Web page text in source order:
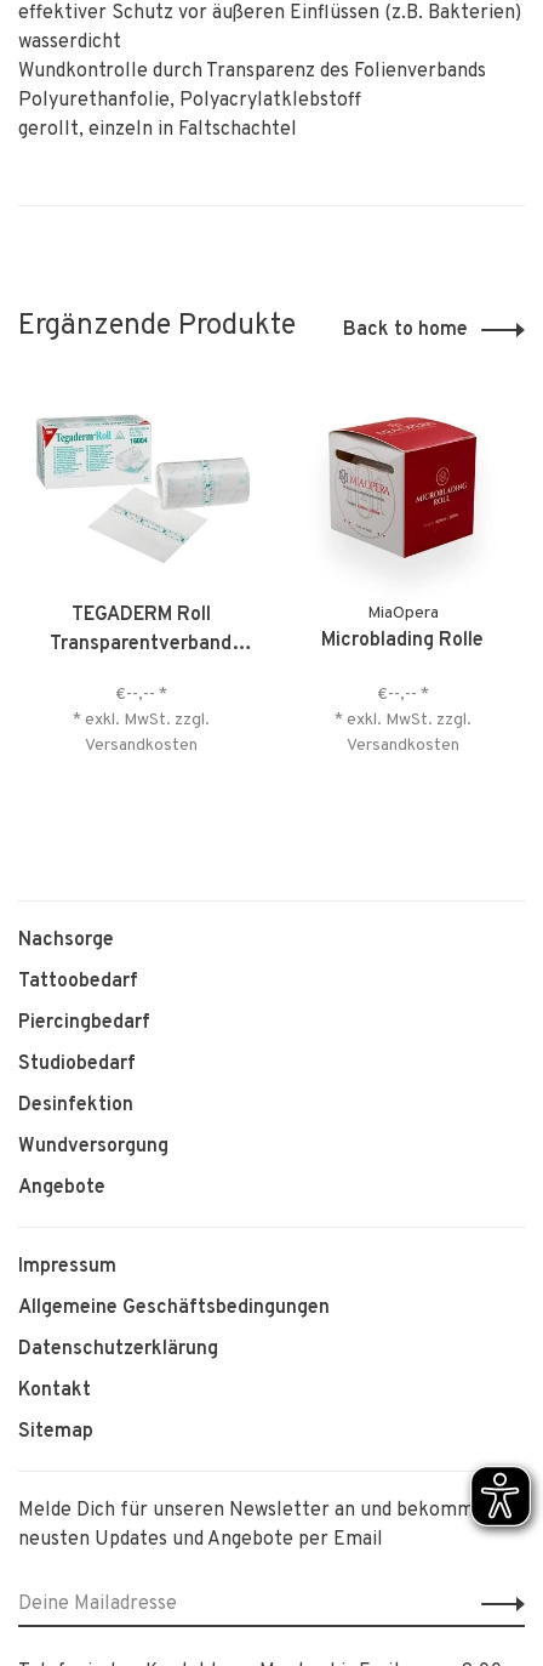
effektiver Schutz vor äußeren Einflüssen (z.B. Bakterien)
wasserdicht
Wundkontrolle durch Transparenz des Folienverbands
Polyurethanfolie, Polyacrylatklebstoff
gerollt, einzeln in Faltschachtel
Ergänzende Produkte Back to home
TEGADERM Roll
Transparentverband
€--,-- *
* exkl. MwSt. zzgl.
Versandkosten
MiaOpera
Microblading Rolle
€--,-- *
* exkl. MwSt. zzgl.
Versandkosten
Nachsorge
Tattoobedarf
Piercingbedarf
Studiobedarf
Desinfektion
Wundversorgung
Angebote
Impressum
Allgemeine Geschäftsbedingungen
Datenschutzerklärung
Kontakt
Sitemap
Melde Dich für unseren Newsletter an und bekomme die
neusten Updates und Angebote per Email